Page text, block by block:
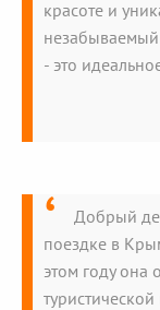
красоте и
- это
Добрый
поездке в
этом году она